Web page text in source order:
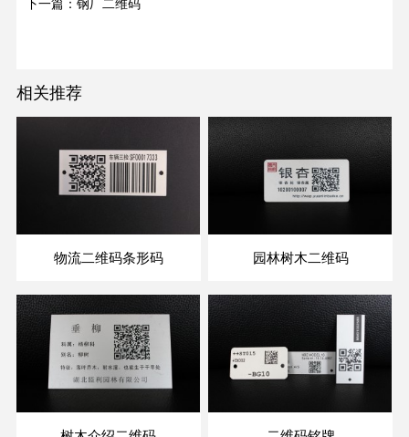
下一篇：钢厂二维码
相关推荐
物流二维码条形码 园林树木二维码